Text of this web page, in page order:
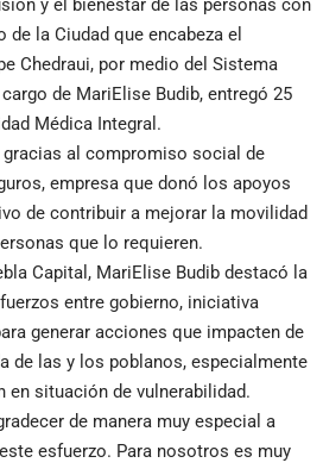
y el bienestar de las personas con
la Ciudad que encabeza el
Chedraui, por medio del Sistema
de MariElise Budib, entregó 25
Médica Integral.
al compromiso social de
empresa que donó los apoyos
de contribuir a mejorar la movilidad
que lo requieren.
Capital, MariElise Budib destacó la
entre gobierno, iniciativa
generar acciones que impacten de
de las y los poblanos, especialmente
en situación de vulnerabilidad.
de manera muy especial a
esfuerzo. Para nosotros es muy